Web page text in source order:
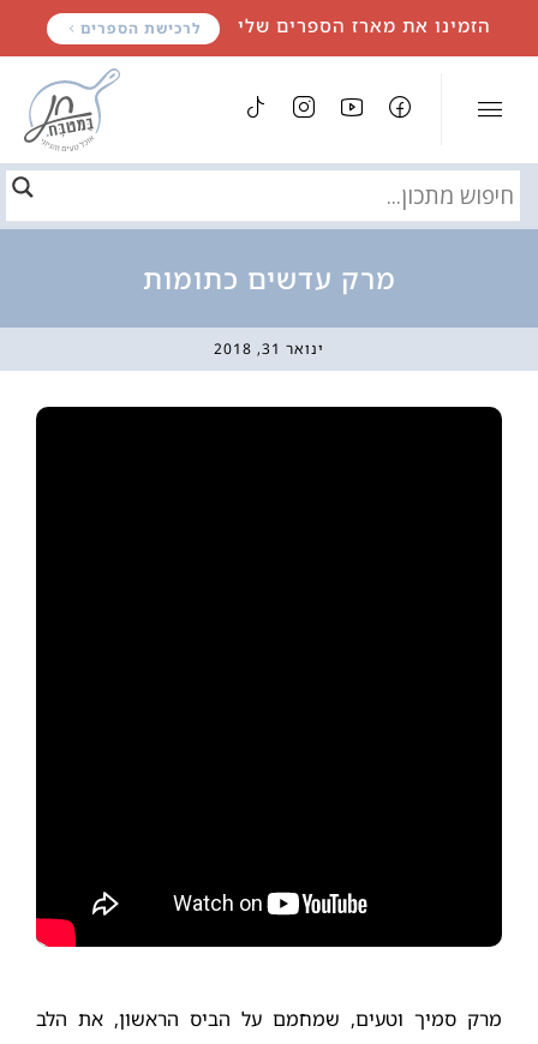
הזמינו את מארז הספרים שלי לרכישת הספרים
מרק עדשים כתומות
ינואר 31, 2018
מרק סמיך וטעים, שמחמם על הביס הראשון, את הלב